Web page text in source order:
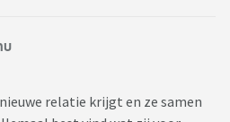
relatie krijgt en ze samen